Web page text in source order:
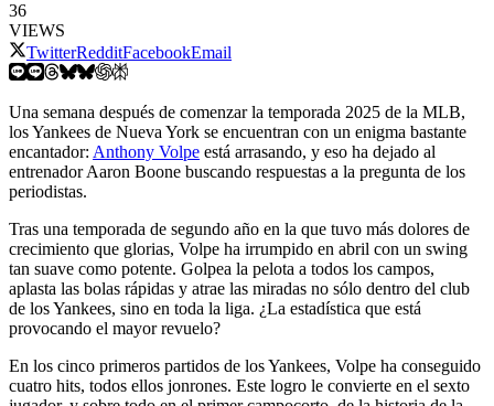
36
VIEWS
TwitterRedditFacebookEmail
Una semana después de comenzar la temporada 2025 de la MLB,
los Yankees de Nueva York se encuentran con un enigma bastante
encantador: Anthony Volpe está arrasando, y eso ha dejado al
entrenador Aaron Boone buscando respuestas a la pregunta de los
periodistas.
Tras una temporada de segundo año en la que tuvo más dolores de
crecimiento que glorias, Volpe ha irrumpido en abril con un swing
tan suave como potente. Golpea la pelota a todos los campos,
aplasta las bolas rápidas y atrae las miradas no sólo dentro del club
de los Yankees, sino en toda la liga. ¿La estadística que está
provocando el mayor revuelo?
En los cinco primeros partidos de los Yankees, Volpe ha conseguido
cuatro hits, todos ellos jonrones. Este logro le convierte en el sexto